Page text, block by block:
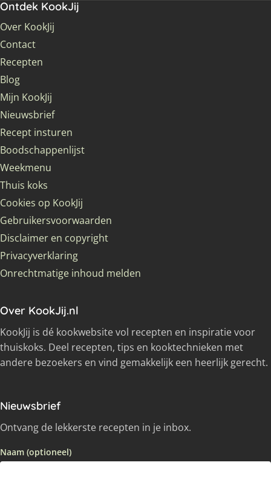
Ontdek KookJij
Over KookJij
Contact
Recepten
Blog
Mijn KookJij
Nieuwsbrief
Recept insturen
Boodschappenlijst
Weekmenu
Thuis koks
Cookies op KookJij
Gebruikersvoorwaarden
Disclaimer en copyright
Privacyverklaring
Onrechtmatige inhoud melden
Over KookJij.nl
KookJij is dé kookwebsite vol recepten en inspiratie voor
thuiskoks. Deel recepten, tips en kooktechnieken met
andere bezoekers en vind gemakkelijk een heerlijk gerecht.
Nieuwsbrief
Ontvang de lekkerste recepten in je inbox.
Naam (optioneel)